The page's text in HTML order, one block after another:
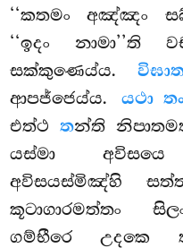
‘‘කතමං අඤ්ඤං
‘‘ඉදං
සක්කුණෙය්ය.
ආපජ්ජෙය්ය. යථා
එත්ථ තන්ති
යස්මා
අවිසයස්මිඤ්හි
කූටාගාරමත්තං
ගම්භීරෙ උදකෙ